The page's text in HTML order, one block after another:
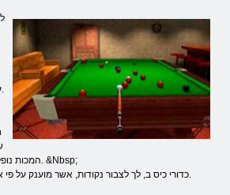
המכות נופלות על לבן – כדור קיו. &Nbsp;
כדורי כיס ב, לך לצבור נקודות, אשר מוענק על פי